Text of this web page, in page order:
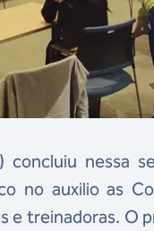
concluiu nessa
no auxilio as
e treinadoras. O